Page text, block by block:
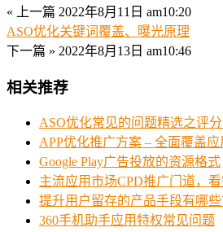
« 上一篇 2022年8月11日 am10:20
ASO优化关键词覆盖、曝光原理
下一篇 » 2022年8月13日 am10:46
相关推荐
ASO优化常见的问题精选之评分
APP优化推广方案 – 全面覆盖
Google Play广告投放的资源格式
主流应用市场CPD推广门道，
提升用户留存的产品手段有哪
360手机助手应用特权常见问题